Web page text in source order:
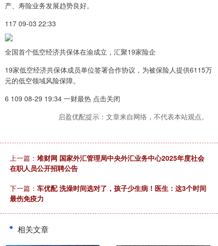
产、寿险业务发展趋势良好。
117 09-03 22:33
全国首个低空经济共保体在渝成立，汇聚19家险企
19家低空经济共保体成员单位签署合作协议，为被保险人提供6115万
元的低空领域风险保障。
6 109 08-29 19:34 一财最热 点击关闭
启盈优配提示：文章来自网络，不代表本站观点。
上一篇：堆财网 国家外汇管理局中央外汇业务中心2025年度社会
在职人员公开招聘公告
下一篇： 车优配 洗澡时间选对了，孩子少生病！医生：这3个时间
最伤免疫力
相关文章